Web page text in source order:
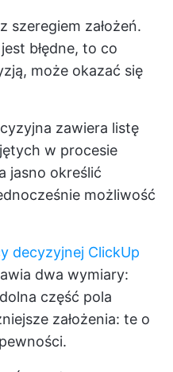
szeregiem założeń.
błędne, to co
może okazać się
zawiera listę
w procesie
jasno określić
możliwość
decyzyjnej ClickUp
dwa wymiary:
część pola
założenia: te o